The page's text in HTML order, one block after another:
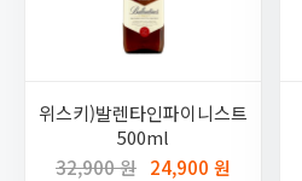
위스키)발렌타인파이니스트
500ml
32,900 원 24,900 원